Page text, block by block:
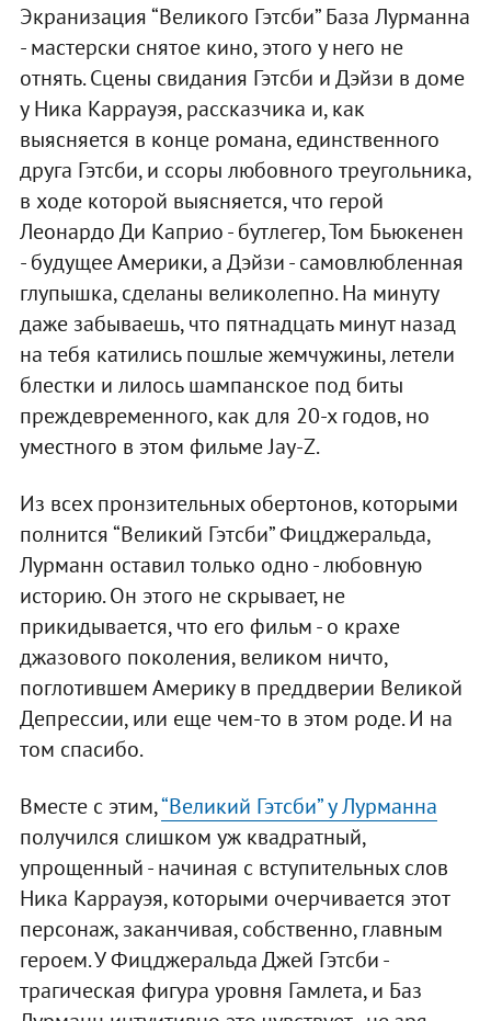
Экранизация “Великого Гэтсби” База Лурманна
- мастерски снятое кино, этого у него не
отнять. Сцены свидания Гэтсби и Дэйзи в доме
у Ника Каррауэя, рассказчика и, как
выясняется в конце романа, единственного
друга Гэтсби, и ссоры любовного треугольника,
в ходе которой выясняется, что герой
Леонардо Ди Каприо - бутлегер, Том Бьюкенен
- будущее Америки, а Дэйзи - самовлюбленная
глупышка, сделаны великолепно. На минуту
даже забываешь, что пятнадцать минут назад
на тебя катились пошлые жемчужины, летели
блестки и лилось шампанское под биты
преждевременного, как для 20-х годов, но
уместного в этом фильме Jay-Z.
Из всех пронзительных обертонов, которыми
полнится “Великий Гэтсби” Фицджеральда,
Лурманн оставил только одно - любовную
историю. Он этого не скрывает, не
прикидывается, что его фильм - о крахе
джазового поколения, великом ничто,
поглотившем Америку в преддверии Великой
Депрессии, или еще чем-то в этом роде. И на
том спасибо.
Вместе с этим,“Великий Гэтсби” у Лурманна
получился слишком уж квадратный,
упрощенный - начиная с вступительных слов
Ника Каррауэя, которыми очерчивается этот
персонаж, заканчивая, собственно, главным
героем. У Фицджеральда Джей Гэтсби -
трагическая фигура уровня Гамлета, и Баз